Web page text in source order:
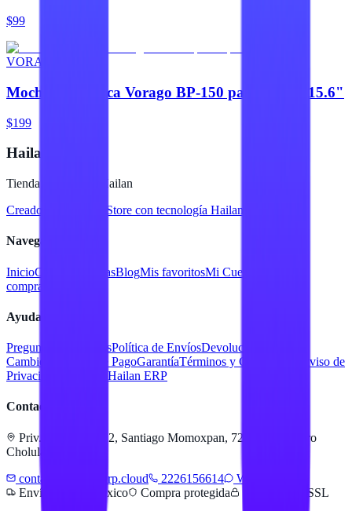
$99
VORAGO
Mochila ecológica Vorago BP-150 para laptop 15.6"
$199
Hailan Store
Tienda en línea de Hailan
Creado para
Hailan Store con tecnología Hailan ERP
Navegación
InicioCatálogo MarcasBlogMis favoritosMi Cuenta
compra
Ayuda
Preguntas FrecuentesPolítica de EnvíosDevoluciones y
Cambios
Métodos de PagoGarantíaTérminos y Condiciones
Aviso de
Privacidad
Servicios Hailan ERP
Contacto
Priv. Alejandra 512, Santiago Momoxpan, 72775 San Pedro
Cholula, Pue.
contacto@hailanerp.cloud
2226156614
WhatsApp
Envíos a todo México
Compra protegida
Pago seguro SSL